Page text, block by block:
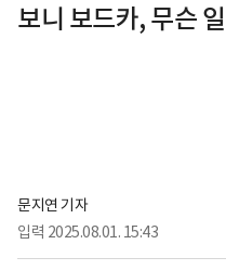
보니 보드카, 무슨
문지연 기자
입력 2025.08.01. 15:43